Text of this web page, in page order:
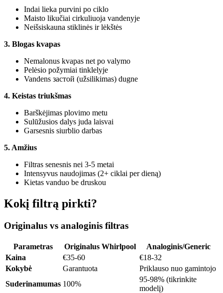
Indai lieka purvini po ciklo
Maisto likučiai cirkuliuoja vandenyje
Neišsiskauna stiklinės ir lėkštės
3. Blogas kvapas
Nemalonus kvapas net po valymo
Pelėsio požymiai tinklelyje
Vandens застой (užsilikimas) dugne
4. Keistas triukšmas
Barškėjimas plovimo metu
Sulūžusios dalys juda laisvai
Garsesnis siurblio darbas
5. Amžius
Filtras senesnis nei 3-5 metai
Intensyvus naudojimas (2+ ciklai per dieną)
Kietas vanduo be druskou
Kokį filtrą pirkti?
Originalus vs analoginis filtras
Parametras Originalus Whirlpool
Analoginis/Generic
Kaina
€35-60
€18-32
Kokybė
Garantuota
Priklauso nuo gamintojo
Suderinamumas 100%
95-98% (tikrinkite
modelį)